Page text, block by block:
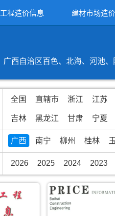
工程造价信息 建材市场造
广西自治区百色、北海、河池
全国 直辖市 浙江 江苏
吉林 黑龙江 甘肃 宁夏
广西 南宁 柳州 桂林
2026 2025 2024 2023